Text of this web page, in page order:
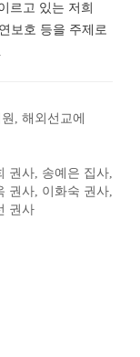
르고 있는 저희
보호 등을 주제로
, 해외선교에
권사, 송예은 집사,
권사, 이화숙 권사,
권사